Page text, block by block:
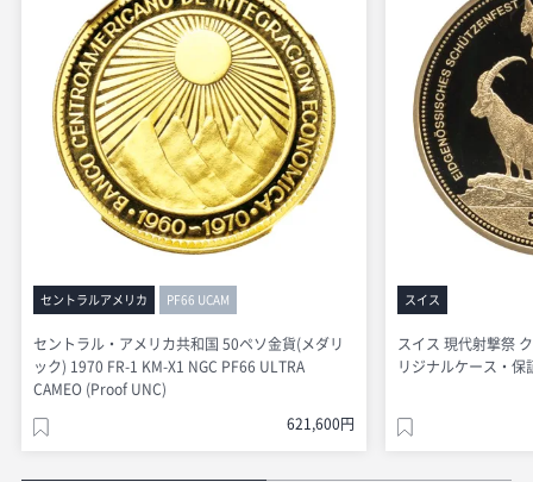
セントラルアメリカ PF66 UCAM
セントラル・アメリカ共和国 50ペソ金貨(メダリ
ック) 1970 FR-1 KM-X1 NGC PF66 ULTRA
CAMEO (Proof UNC)
621,600円
スイス
スイス 現代射撃祭
リジナルケース・保